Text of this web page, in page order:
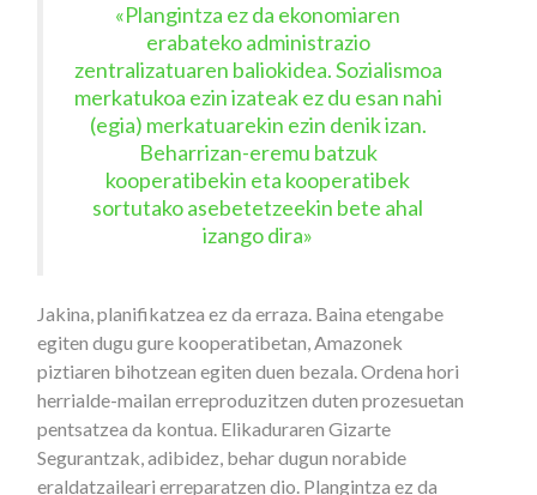
«Plangintza ez da ekonomiaren
erabateko administrazio
zentralizatuaren baliokidea. Sozialismoa
merkatukoa ezin izateak ez du esan nahi
(egia) merkatuarekin ezin denik izan.
Beharrizan-eremu batzuk
kooperatibekin eta kooperatibek
sortutako asebetetzeekin bete ahal
izango dira»
Jakina, planifikatzea ez da erraza. Baina etengabe
egiten dugu gure kooperatibetan, Amazonek
piztiaren bihotzean egiten duen bezala. Ordena hori
herrialde-mailan erreproduzitzen duten prozesuetan
pentsatzea da kontua. Elikaduraren Gizarte
Segurantzak, adibidez, behar dugun norabide
eraldatzaileari erreparatzen dio. Plangintza ez da